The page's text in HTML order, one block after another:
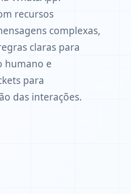
recursos
complexas,
claras para
humano e
para
das interações.